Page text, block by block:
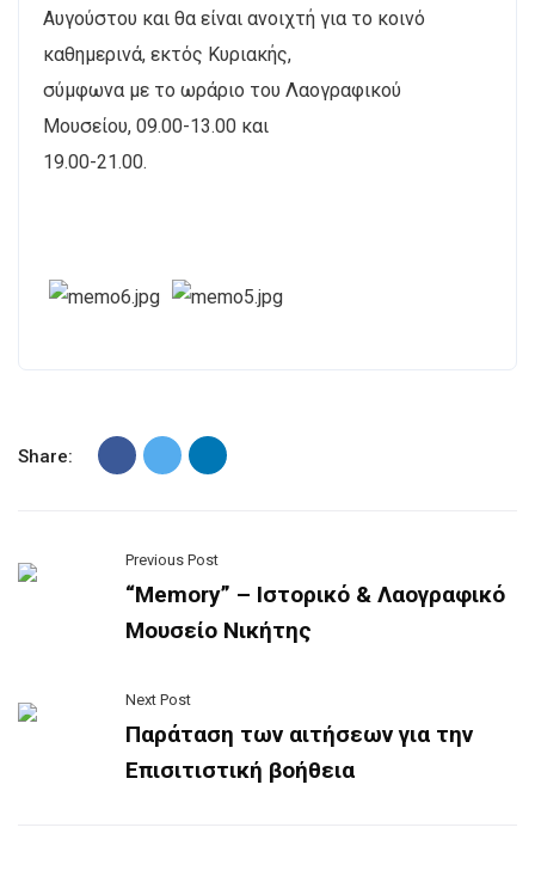
Αυγούστου και θα είναι ανοιχτή για το κοινό
καθημερινά, εκτός Κυριακής,
σύμφωνα με το ωράριο του Λαογραφικού
Μουσείου, 09.00-13.00 και
19.00-21.00.
Share:
Previous Post
“Memory” – Ιστορικό & Λαογραφικό
Μουσείο Νικήτης
Next Post
Παράταση των αιτήσεων για την
Επισιτιστική βοήθεια